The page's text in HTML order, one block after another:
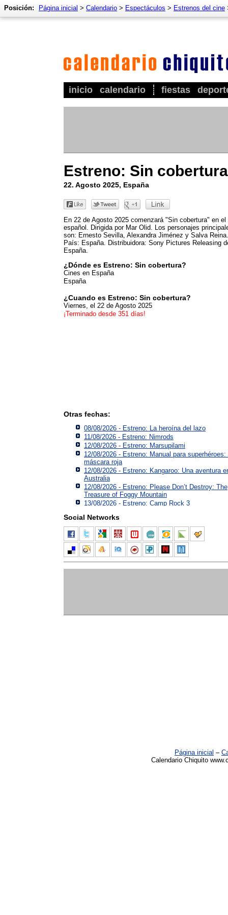
inicio calendario fiestas
Posición: Página inicial > Calendario > Espectáculos > Estrenos del cine
Estreno: Sin cobertura
22. Agosto 2025, España
En 22 de Agosto 2025 comenzará "Sin cobertura" en el
español. Dirigida por Mar Olid. Los personajes
son: Ernesto Sevilla, Alexandra Jiménez y Salva Reina.
País: España. Distribuidora: Sony Pictures Releasing
España.
¿Dónde es Estreno: Sin cobertura?
Cines en España
España
¿Cuando es Estreno: Sin cobertura?
Viernes, el 22 de Agosto 2025
¡Terminado desde 351 días!
Otras fechas:
08/08/2026 - Estreno: La heroína del lazo
11/08/2026 - Estreno: Nimrods
12/08/2026 - Estreno: Marsupilami
12/08/2026 - Estreno: Manual para superhéroes:
máscara roja
12/08/2026 - Estreno: Kangaroo: Una aventura
Australia
12/08/2026 - Estreno: Please Don’t Destroy: The
Treasure of Foggy Mountain
13/08/2026 - Estreno: Camp Rock 3
Social Networks
Página inicial –
Calendario Chiquito